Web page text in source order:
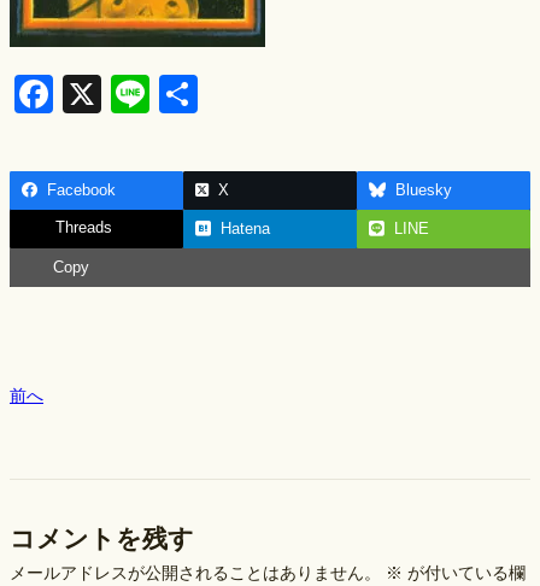
F
c
e
b
o
X
Li
e
ar
e
Facebook X Bluesky
Threads Hatena LINE
Copy
前へ
コメントを残す
メールアドレスが公開されることはありません。 ※ が付いている欄